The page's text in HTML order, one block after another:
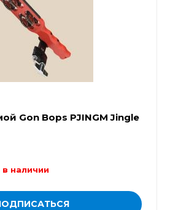
Gon Bops PJINGM Jingle
наличии